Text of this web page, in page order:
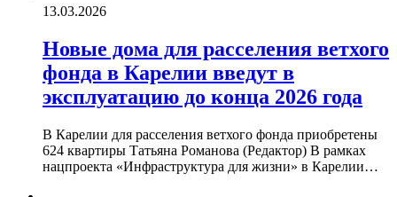
13.03.2026
Новые дома для расселения ветхого
фонда в Карелии введут в
эксплуатацию до конца 2026 года
В Карелии для расселения ветхого фонда приобретены
624 квартиры Татьяна Романова (Редактор) В рамках
нацпроекта «Инфраструктура для жизни» в Карелии…